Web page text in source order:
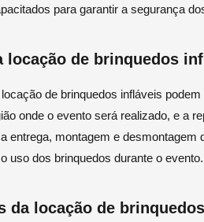
para garantir a segurança
locação de brinquedos
de brinquedos infláveis
onde o evento será realizado, e a
entrega, montagem e
uso dos brinquedos durante o evento.
da locação de